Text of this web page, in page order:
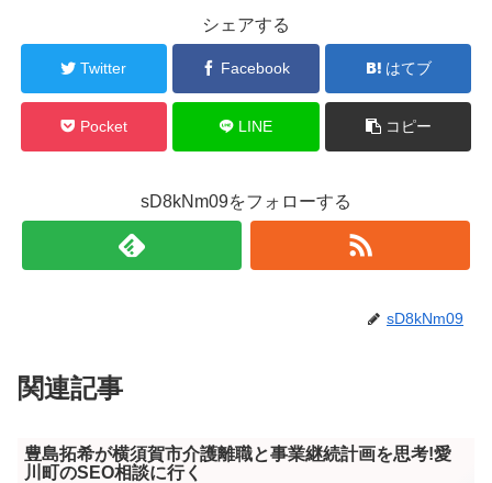
シェアする
Twitter Facebook はてブ
Pocket LINE コピー
sD8kNm09をフォローする
sD8kNm09
関連記事
豊島拓希が横須賀市介護離職と事業継続計画を思考!愛
川町のSEO相談に行く